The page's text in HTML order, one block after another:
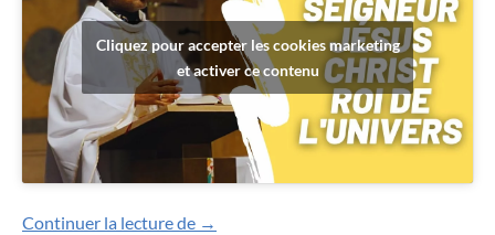
Cliquez pour accepter les cookies marketing
et activer ce contenu
Continuer la lecture de Homélies en vidéo
→